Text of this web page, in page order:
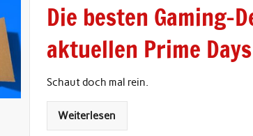
Die besten Gaming-
aktuellen Prime
Schaut doch mal rein.
Weiterlesen